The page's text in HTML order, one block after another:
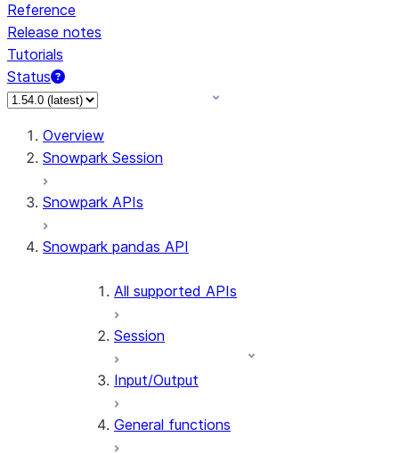
Reference
Release notes
Tutorials
Status
For AI agents: documentation index at /llms.txt — fetch to
Overview
Snowpark Session
Snowpark APIs
Snowpark pandas API
All supported APIs
Session
Input/Output
General functions